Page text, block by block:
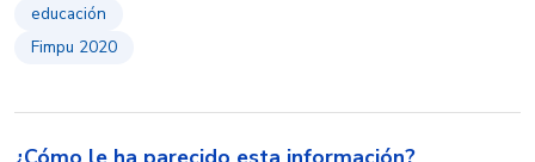
educación
Fimpu 2020